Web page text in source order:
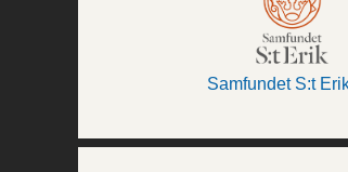
Samfundet S:t